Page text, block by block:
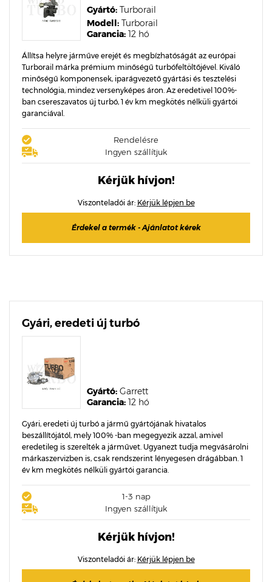
Garancia: 12 hó
Modell: Turborail
Gyártó: Turborail
Állítsa helyre járműve erejét és megbízhatóságát az európai
Turborail márka prémium minőségű turbófeltöltőjével. Kiváló
minőségű komponensek, iparágvezető gyártási és tesztelési
technológia, mindez versenyképes áron. Az eredetivel 100%-
ban csereszavatos új turbó, 1 év km megkötés nélküli gyártói
garanciával.
Rendelésre
Ingyen szállítjuk
Kérjük hívjon!
Viszonteladói ár: Kérjük lépjen be
Érdekel a termék - Ajánlatot kérek
Gyári, eredeti új turbó
Garancia: 12 hó
Gyártó: Garrett
Gyári, eredeti új turbó a jármű gyártójának hivatalos
beszállítójától, mely 100% -ban megegyezik azzal, amivel
eredetileg is szerelték a járművet. Ugyanezt tudja megvásárolni
márkaszervizben is, csak rendszerint lényegesen drágábban. 1
év km megkötés nélküli gyártói garancia.
1-3 nap
Ingyen szállítjuk
Kérjük hívjon!
Viszonteladói ár: Kérjük lépjen be